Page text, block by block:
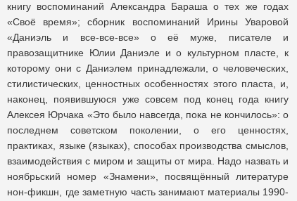
книгу воспоминаний Александра Бараша о тех же годах
«Своё время»; сборник воспоминаний Ирины Уваровой
«Даниэль и все-все-все» о её муже, писателе и
правозащитнике Юлии Даниэле и о культурном пласте, к
которому они с Даниэлем принадлежали, о человеческих,
стилистических, ценностных особенностях этого пласта, и,
наконец, появившуюся уже совсем под конец года книгу
Алексея Юрчака «Это было навсегда, пока не кончилось»: о
последнем советском поколении, о его ценностях,
практиках, языке (языках), способах производства смыслов,
взаимодействия с миром и защиты от мира. Надо назвать и
ноябрьский номер «Знамени», посвящённый литературе
нон-фикшн, где заметную часть занимают материалы 1990-